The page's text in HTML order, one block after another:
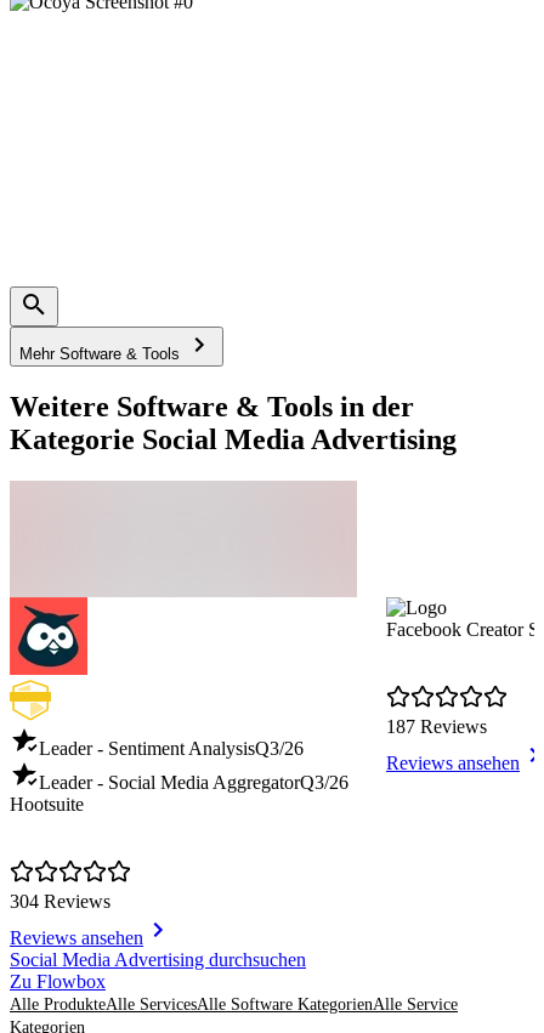
Mehr Software & Tools
Weitere Software & Tools in der
Kategorie Social Media Advertising
Leader - Sentiment AnalysisQ3/26
Leader - Social Media AggregatorQ3/26
Hootsuite
304 Reviews
Reviews ansehen
Facebook Creator
187 Reviews
Reviews ansehen
Item
1
of
8
Social Media Advertising durchsuchen
Zu Flowbox
Alle ProdukteAlle ServicesAlle Software KategorienAlle Service
Kategorien